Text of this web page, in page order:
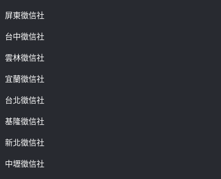
屏東徵信社
台中徵信社
雲林徵信社
宜蘭徵信社
台北徵信社
基隆徵信社
新北徵信社
中壢徵信社